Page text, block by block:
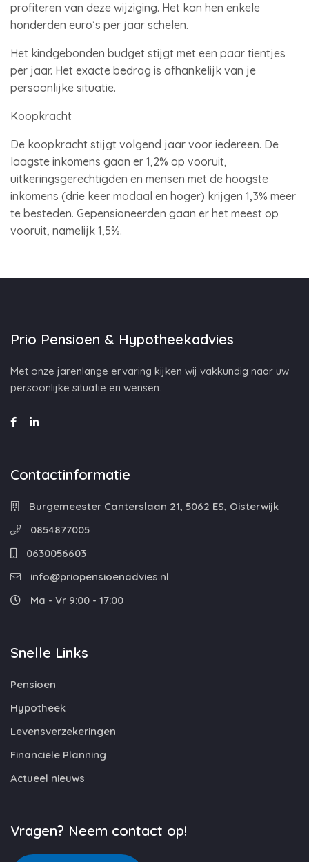
profiteren van deze wijziging. Het kan hen enkele
honderden euro’s per jaar schelen.
Het kindgebonden budget stijgt met een paar tientjes
per jaar. Het exacte bedrag is afhankelijk van je
persoonlijke situatie.
Koopkracht
De koopkracht stijgt volgend jaar voor iedereen. De
laagste inkomens gaan er 1,2% op vooruit,
uitkeringsgerechtigden en mensen met de hoogste
inkomens (drie keer modaal en hoger) krijgen 1,3% meer
te besteden. Gepensioneerden gaan er het meest op
vooruit, namelijk 1,5%.
Prio Pensioen & Hypotheekadvies
Met onze jarenlange ervaring kijken wij vakkundig naar uw
persoonlijke situatie en wensen.
Contactinformatie
Burgemeester Canterslaan 21, 5062 ES, Oisterwijk
0854877005
0630056603
info@priopensioenadvies.nl
Ma - Vr 9:00 - 17:00
Snelle Links
Pensioen
Hypotheek
Levensverzekeringen
Financiele Planning
Actueel nieuws
Vragen? Neem contact op!